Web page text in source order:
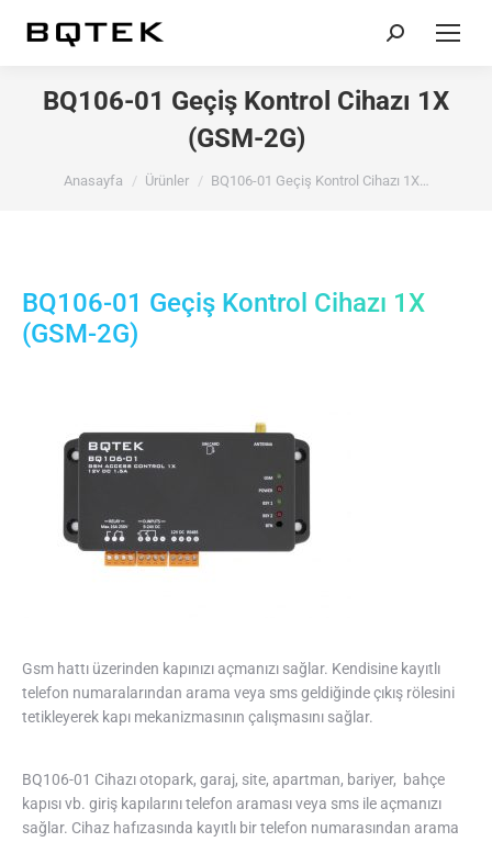
Search:
BQ106-01 Geçiş Kontrol Cihazı 1X
(GSM-2G)
Anasayfa Ürünler BQ106-01 Geçiş Kontrol Cihazı 1X…
BQ106-01 Geçiş Kontrol Cihazı 1X
(GSM-2G)
Gsm hattı üzerinden kapınızı açmanızı sağlar. Kendisine kayıtlı
telefon numaralarından arama veya sms geldiğinde çıkış rölesini
tetikleyerek kapı mekanizmasının çalışmasını sağlar.
BQ106-01 Cihazı otopark, garaj, site, apartman, bariyer, bahçe
kapısı vb. giriş kapılarını telefon araması veya sms ile açmanızı
sağlar. Cihaz hafızasında kayıtlı bir telefon numarasından arama